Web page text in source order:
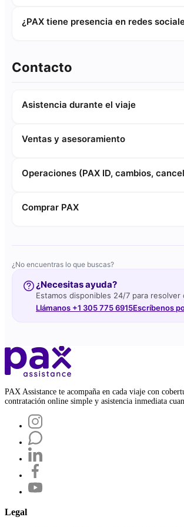
¿PAX tiene presencia en redes
Contacto
Asistencia durante el viaje
Ventas y asesoramiento
Operaciones (PAX ID, cambios,
Comprar PAX
¿No encuentras lo que buscas?
¿Necesitas ayuda?
Estamos disponibles 24/7 para resolver
Llámanos +1 305 775 6915Escríbenos
PAX Assistance te acompaña en cada viaje con
contratación online simple y asistencia inmediata
Legal